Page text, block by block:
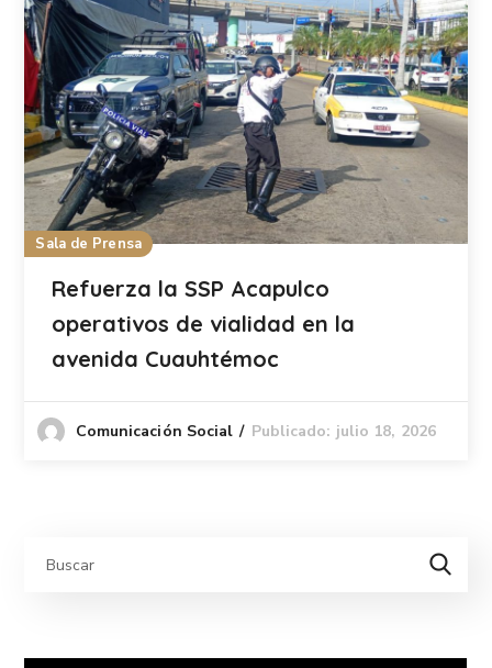
Sala de Prensa
Refuerza la SSP Acapulco
operativos de vialidad en la
avenida Cuauhtémoc
Comunicación Social Publicado: julio 18, 2026